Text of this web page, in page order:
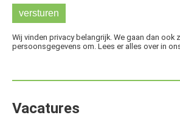
Wij vinden privacy belangrijk. We gaan dan ook
persoonsgegevens om. Lees er alles over in
Vacatures